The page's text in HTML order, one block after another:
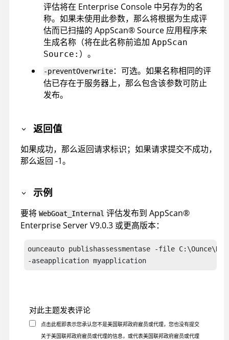
评估将在 Enterprise Console 中另存为的名
称。如果未使用此参数，那么将根据为生成评
估而已扫描的 AppScan®Source 应用程序来
生成名称（将在此名称前追加 AppScan
Source: ）。
-preventOverwrite：可选。如果名称相同的评
估已存在于服务器上，那么包含该参数可防止
发布。
返回值
如果成功，那么返回请求标识；如果请求提交不成功，
那么返回 -1。
示例
要将 WebGoat_Internal 评估发布到 AppScan®
Enterprise ServerV9.0.3 或更高版本：
ounceauto publishassessmentase -file
-aseapplication myapplication
对此主题发表评论
点击此框即表示您承认您不是美国联邦政府雇员或代理，您也没有提交
关于美国联邦政府雇员或代理的信息，或代表美国联邦政府雇员或代理